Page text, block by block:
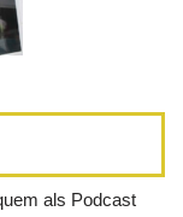
als Podcast